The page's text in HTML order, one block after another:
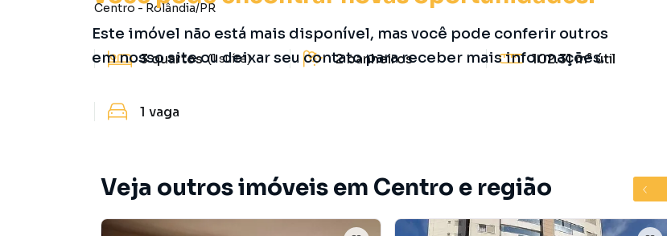
Este imóvel não está mais disponível, mas você pode conferir outros
em nosso site ou deixar seu contato para receber mais informações.
Centro -Rolândia/PR
3quartos (1 suíte) 2banheiros 102.31 m²útil
1 vaga
Veja outros imóveis em Centro e região